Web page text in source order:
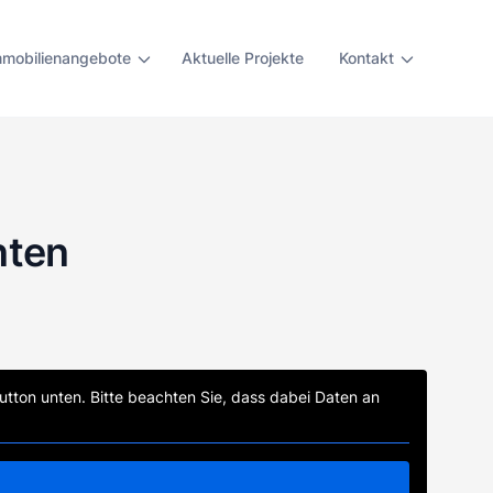
Aktuelle Projekte Kontakt
unten. Bitte beachten Sie, dass dabei Daten an